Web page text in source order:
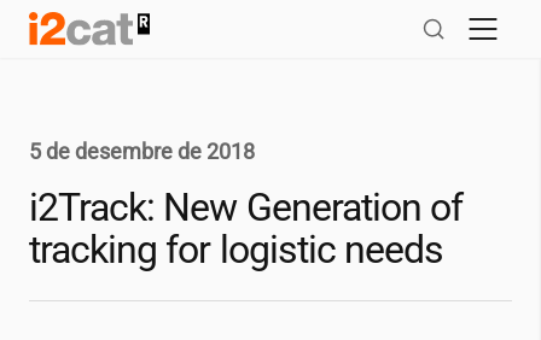
Salta
5 de desembre de 2018
i2Track: New Generation of
tracking for logistic needs